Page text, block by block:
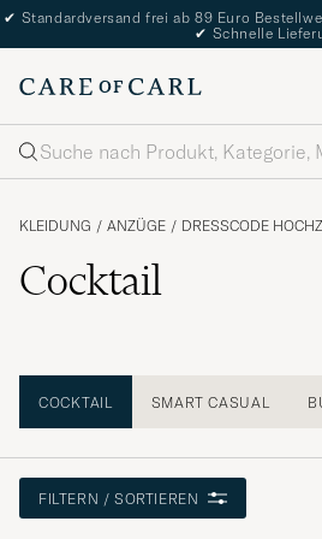
✔ Standardversand frei ab 89 Euro
✔ Schnelle
Suche
KLEIDUNG / ANZÜGE / DRESSCODE
Cocktail
COCKTAIL SMART CASUAL
FILTERN / SORTIEREN